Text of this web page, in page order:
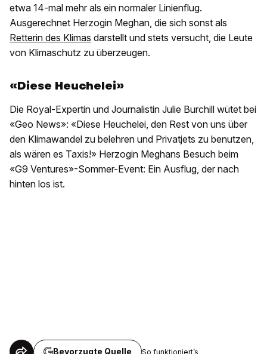
etwa 14-mal mehr als ein normaler Linienflug.
Ausgerechnet Herzogin Meghan, die sich sonst als
Retterin des Klimas darstellt und stets versucht, die Leute
von Klimaschutz zu überzeugen.
«Diese Heuchelei»
Die Royal-Expertin und Journalistin Julie Burchill wütet bei
«Geo News»: «Diese Heuchelei, den Rest von uns über
den Klimawandel zu belehren und Privatjets zu benutzen,
als wären es Taxis!» Herzogin Meghans Besuch beim
«G9 Ventures»-Sommer-Event: Ein Ausflug, der nach
hinten los ist.
Bevorzugte Quelle So funktioniert’s